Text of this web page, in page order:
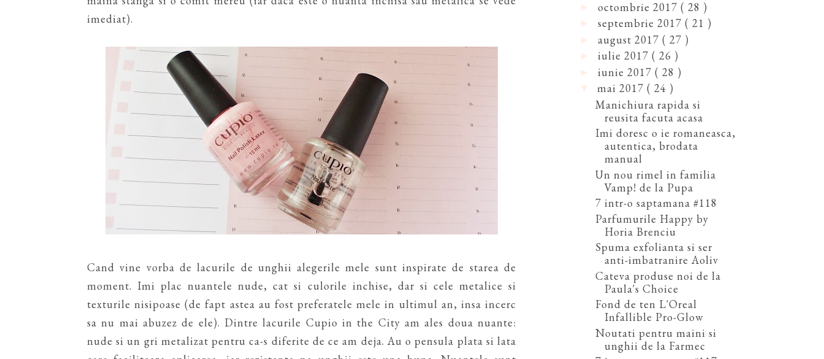
imediat).
Cand vine vorba de lacurile de unghii alegerile mele sunt inspirate de starea de
moment. Imi plac nuantele nude, cat si culorile inchise, dar si cele metalice si
texturile nisipoase (de fapt astea au fost preferatele mele in ultimul an, insa incerc
sa nu mai abuzez de ele). Dintre lacurile Cupio in the City am ales doua nuante:
nude si un gri metalizat pentru ca-s diferite de ce am deja. Au o pensula plata si lata
octombrie 2017 ( 28 )
septembrie 2017 ( 21 )
august 2017 ( 27 )
iulie 2017 ( 26 )
iunie 2017 ( 28 )
mai 2017 ( 24 )
Manichiura rapida si
reusita facuta acasa
Imi doresc o ie romaneasca,
autentica, brodata
manual
Un nou rimel in familia
Vamp! de la Pupa
7 intr-o saptamana #118
Parfumurile Happy by
Horia Brenciu
Spuma exfolianta si ser
anti-imbatranire Aoliv
Cateva produse noi de la
Paula's Choice
Fond de ten L'Oreal
Infallible Pro-Glow
Noutati pentru maini si
unghii de la Farmec